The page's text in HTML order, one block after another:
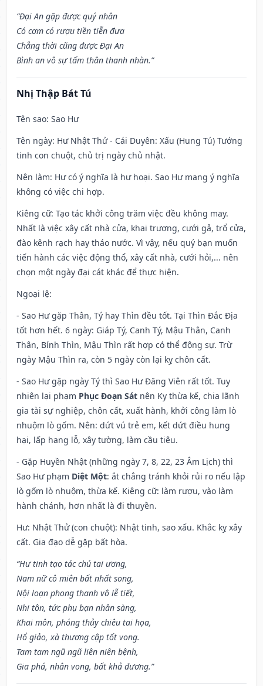
“Đại An gặp được quý nhân
Có cơm có rượu tiền tiễn đưa
Chẳng thời cũng được Đại An
Bình an vô sự tấm thân thanh nhàn.”
Nhị Thập Bát Tú
Tên sao: Sao Hư
Tên ngày: Hư Nhật Thử - Cái Duyên: Xấu (Hung Tú) Tướng
tinh con chuột, chủ trị ngày chủ nhật.
Nên làm: Hư có ý nghĩa là hư hoại. Sao Hư mang ý nghĩa
không có việc chi hợp.
Kiêng cữ: Tạo tác khởi công trăm việc đều không may.
Nhất là việc xây cất nhà cửa, khai trương, cưới gả, trổ cửa,
đào kênh rạch hay tháo nước. Vì vậy, nếu quý bạn muốn
tiến hành các việc động thổ, xây cất nhà, cưới hỏi,... nên
chọn một ngày đại cát khác để thực hiện.
Ngoại lệ:
- Sao Hư gặp Thân, Tý hay Thìn đều tốt. Tại Thìn Đắc Địa
tốt hơn hết. 6 ngày: Giáp Tý, Canh Tý, Mậu Thân, Canh
Thân, Bính Thìn, Mậu Thìn rất hợp có thể động sự. Trừ
ngày Mậu Thìn ra, còn 5 ngày còn lại kỵ chôn cất.
- Sao Hư gặp ngày Tý thì Sao Hư Đăng Viên rất tốt. Tuy
nhiên lại phạm Phục Đoạn Sát nên Kỵ thừa kế, chia lãnh
gia tài sự nghiệp, chôn cất, xuất hành, khởi công làm lò
nhuộm lò gốm. Nên: dứt vú trẻ em, kết dứt điều hung
hại, lấp hang lỗ, xây tường, làm cầu tiêu.
- Gặp Huyền Nhật (những ngày 7, 8, 22, 23 Âm Lịch) thì
Sao Hư phạm Diệt Một: ắt chẳng tránh khỏi rủi ro nếu lập
lò gốm lò nhuộm, thừa kế. Kiêng cữ: làm rượu, vào làm
hành chánh, hơn nhất là đi thuyền.
Hư: Nhật Thử (con chuột): Nhật tinh, sao xấu. Khắc kỵ xây
cất. Gia đạo dễ gặp bất hòa.
“Hư tinh tạo tác chủ tai ương,
Nam nữ cô miên bất nhất song,
Nội loạn phong thanh vô lễ tiết,
Nhi tôn, tức phụ bạn nhân sàng,
Khai môn, phóng thủy chiêu tai họa,
Hổ giảo, xà thương cập tốt vong.
Tam tam ngũ ngũ liên niên bệnh,
Gia phá, nhân vong, bất khả đương.”